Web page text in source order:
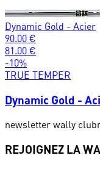
Dynamic Gold - Acier
90.00 €
81.00 €
-10%
TRUE TEMPER
Dynamic Gold -
newsletter wally
REJOIGNEZ LA